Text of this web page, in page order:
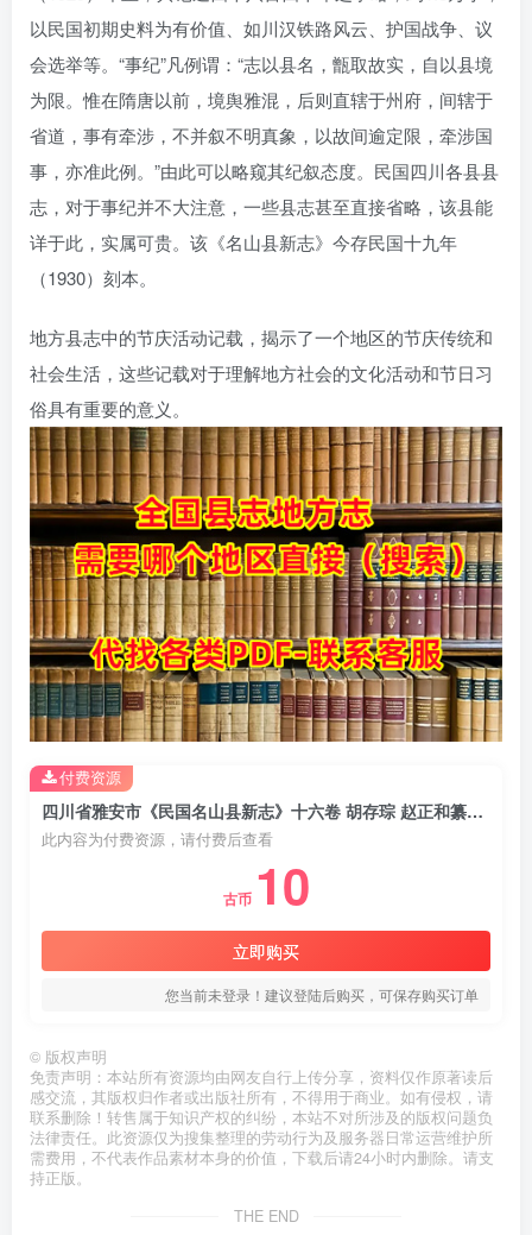
以民国初期史料为有价值、如川汉铁路风云、护国战争、议
会选举等。“事纪”凡例谓：“志以县名，甑取故实，自以县境
为限。惟在隋唐以前，境舆雅混，后则直辖于州府，间辖于
省道，事有牵涉，不并叙不明真象，以故间逾定限，牵涉国
事，亦准此例。”由此可以略窥其纪叙态度。民国四川各县县
志，对于事纪并不大注意，一些县志甚至直接省略，该县能
详于此，实属可贵。该《名山县新志》今存民国十九年
（1930）刻本。
地方县志中的节庆活动记载，揭示了一个地区的节庆传统和
社会生活，这些记载对于理解地方社会的文化活动和节日习
俗具有重要的意义。
四川省雅安市《民国名山县新志》十六卷 胡存琮 赵正和纂修PDF电子版地方志下载
此内容为付费资源，请付费后查看
古币 10
立即购买
您当前未登录！建议登陆后购买，可保存购买订单
付费资源
© 版权声明
免责声明：本站所有资源均由网友自行上传分享，资料仅作原著读后
感交流，其版权归作者或出版社所有，不得用于商业。如有侵权，请
联系删除！转售属于知识产权的纠纷，本站不对所涉及的版权问题负
法律责任。此资源仅为搜集整理的劳动行为及服务器日常运营维护所
需费用，不代表作品素材本身的价值，下载后请24小时内删除。请支
持正版。
THE END